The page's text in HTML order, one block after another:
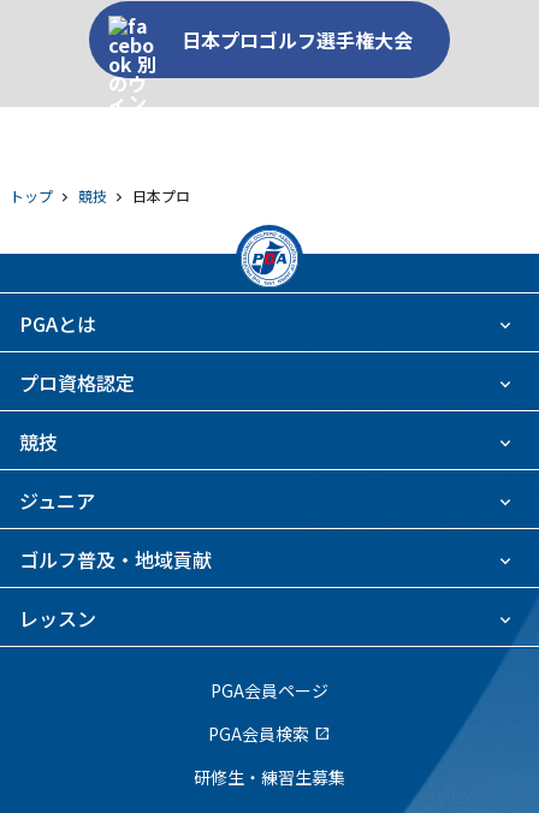
日本プロゴルフ選手権大会
トップ 競技 日本プロ
PGAとは
プロ資格認定
競技
ジュニア
ゴルフ普及・地域貢献
レッスン
PGA会員ページ
PGA会員検索 open_in_new
研修生・練習生募集